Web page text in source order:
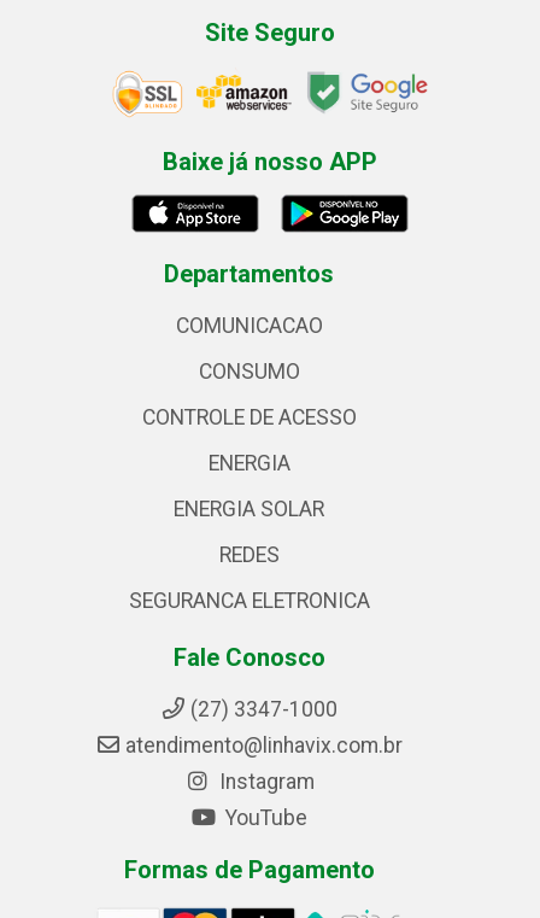
Site Seguro
Baixe já nosso APP
Departamentos
COMUNICACAO
CONSUMO
CONTROLE DE ACESSO
ENERGIA
ENERGIA SOLAR
REDES
SEGURANCA ELETRONICA
Fale Conosco
(27) 3347-1000
atendimento@linhavix.com.br
Instagram
YouTube
Formas de Pagamento